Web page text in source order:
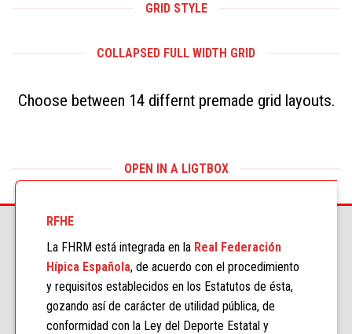
GRID STYLE
COLLAPSED FULL WIDTH GRID
Choose between 14 differnt premade grid layouts.
OPEN IN A LIGTBOX
RFHE
La FHRM está integrada en la Real Federación
Hípica Española, de acuerdo con el procedimiento
y requisitos establecidos en los Estatutos de ésta,
gozando así de carácter de utilidad pública, de
conformidad con la Ley del Deporte Estatal y